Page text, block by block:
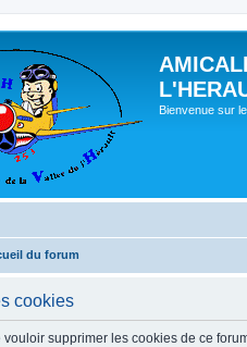
Bienvenue sur
du forum
cookies
vouloir supprimer les cookies de ce